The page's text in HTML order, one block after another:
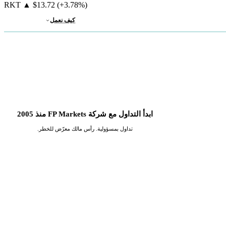
RKT ▲ $13.72 (+3.78%)
كيف نعمل
ابدأ التداول مع شركة FP Markets منذ 2005
تداول بمسؤولية. رأس مالك معرّض للخطر.